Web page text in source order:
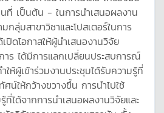
ที่ เป็นต้น - ในการนำเสนอผลงาน
ลุ่มสาขาวิชาและโปสเตอร์ในการ
ปิดโอกาสให้ผู้นำเสนองานวิจัย
ร ได้มีการแลกเปลี่ยนประสบการณ์
ห้ผู้เข้าร่วมงานประชุมได้รับความรู้ที่
น์ให้กว้างขวางขึ้น การนำไปใช้
ที่ได้จากการนำเสนอผลงานวิจัยและ